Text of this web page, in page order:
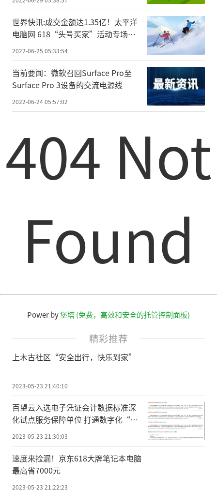
世界快讯:成交金额达1.35亿！太平洋
电脑网 618“头号买家”活动专场收
官
2022-06-25 05:33:54
当前要闻：微软召回Surface Pro至
Surface Pro 3设备的交流电源线
2022-06-24 05:57:02
404 Not
Found
Power by堡塔 (免费，高效和安全的托管控制面板)
精彩推荐
上木古社区“安全出行，快乐到家”
2023-05-23 21:40:10
百望云入选电子凭证会计数据标准深
化试点服务保障单位 打通数字化“最
后一公里”
2023-05-23 21:30:03
速度来捡漏！京东618大牌笔记本电脑
最高省7000元
2023-05-23 21:22:23